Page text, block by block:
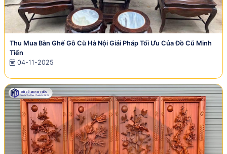
Thu Mua Bàn Ghế Gỗ Cũ Hà Nội Giải Pháp Tối Ưu Của Đồ Cũ Minh
Tiến
04-11-2025